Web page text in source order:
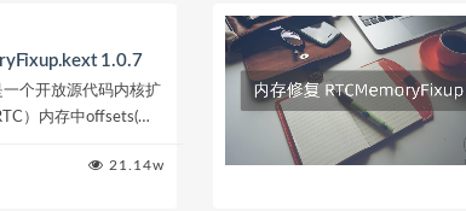
1.0.7
个开放源代码内核扩
）内存中offsets(偏
21.14w